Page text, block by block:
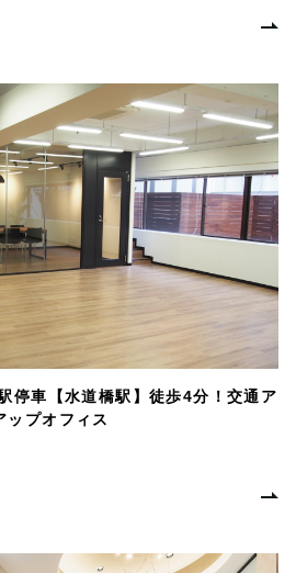
停車【水道橋駅】徒歩4分！交通ア
ップオフィス